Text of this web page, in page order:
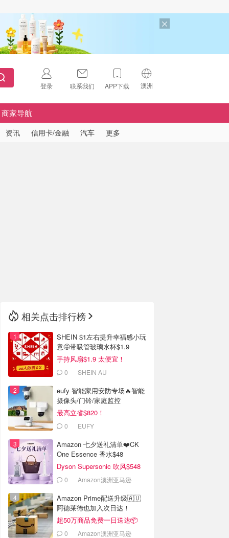
登录 联系我们 APP下载 澳洲
🇺🇸
🇨🇳中国
商家导航
资讯 信用卡/金融 汽车 更多
相关点击排行榜
SHEIN $1左右提升幸福感小玩
意🤩带吸管玻璃水杯$1.9
手持风扇$1.9 太便宜！
0 SHEIN AU
eufy 智能家用安防专场🔥智能
摄像头/门铃/家庭监控
最高立省$820！
0 EUFY
Amazon 七夕送礼清单❤️CK
One Essence 香水$48
Dyson Supersonic 吹风$548
0 Amazon澳洲亚马逊
Amazon Prime配送升级🇦🇺
阿德莱德也加入次日达！
超50万商品免费一日送达📦
0 Amazon澳洲亚马逊